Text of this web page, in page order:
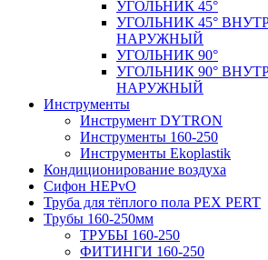
УГОЛЬНИК 45°
УГОЛЬНИК 45°
НАРУЖНЫЙ
УГОЛЬНИК 90°
УГОЛЬНИК 90°
НАРУЖНЫЙ
Инструменты
Инструмент DYTRON
Инструменты 160-250
Инструменты Ekoplastik
Кондиционирование воздуха
Сифон HEPvO
Труба для тёплого пола PEX PERT
Трубы 160-250мм
ТРУБЫ 160-250
ФИТИНГИ 160-250